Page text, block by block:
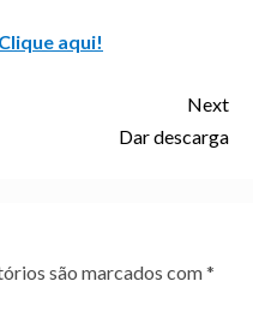
aqui!
Next
Dar descarga
são marcados com*